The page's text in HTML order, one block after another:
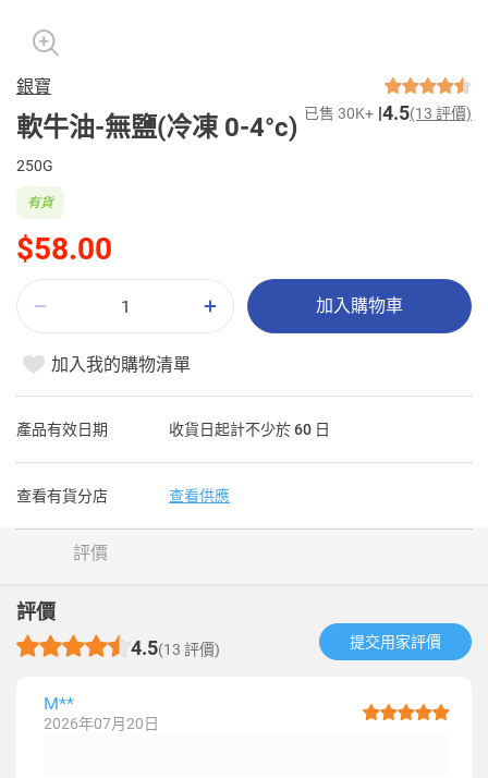
銀寶
軟牛油-無鹽(冷凍 0-4°c) 已售 30K+ 4.5(13 評價)
250G
$58.00
有貨
加入購物車
加入我的購物清單
產品有效日期 收貨日起計不少於 60 日
查看有貨分店 查看供應
評價
評價
4.5(13 評價) 提交用家評價​
M**
2026年07月20日